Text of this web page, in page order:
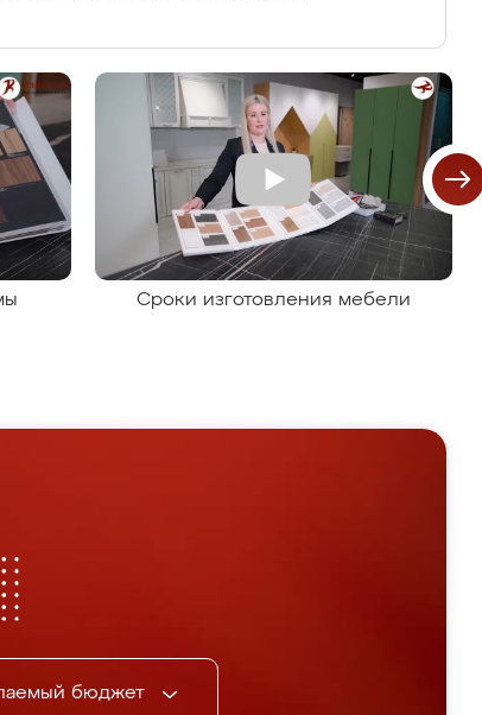
Сроки изготовления мебели
бюджет